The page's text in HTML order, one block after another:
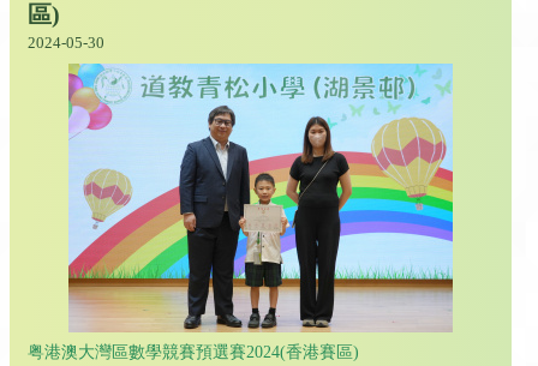
區)
2024-05-30
粤港澳大灣區數學競賽預選賽2024(香港賽區)